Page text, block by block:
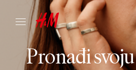
Pronađisvoju